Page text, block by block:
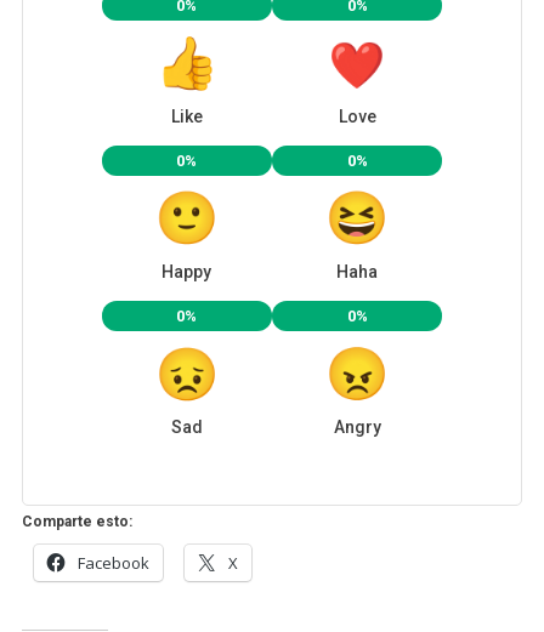
0%
Like
0%
Love
0%
Happy
0%
Haha
0%
Sad
0%
Angry
Comparte esto:
Facebook X